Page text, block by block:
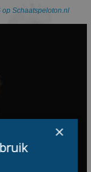
Schaatspeloton.nl
×